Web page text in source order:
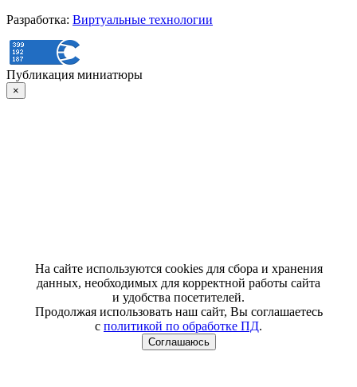
Разработка: Виртуальные технологии
Публикация миниатюры
×
На сайте используются cookies для сбора и хранения
данных, необходимых для корректной работы сайта
и удобства посетителей.
Продолжая использовать наш сайт, Вы соглашаетесь
с политикой по обработке ПД.
Соглашаюсь